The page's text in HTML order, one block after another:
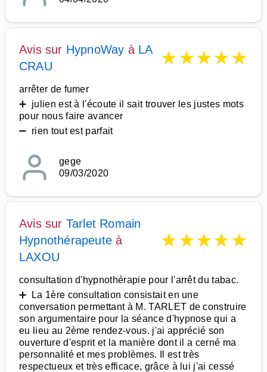
Avis sur HypnoWay à LA
CRAU
★★★★★
arrêter de fumer
➕ julien est à l'écoute il sait trouver les justes mots
pour nous faire avancer
➖ rien tout est parfait
gege
09/03/2020
Avis sur Tarlet Romain
Hypnothérapeute à
LAXOU
★★★★★
consultation d'hypnothérapie pour l'arrêt du tabac.
➕ La 1ère consultation consistait en une
conversation permettant à M. TARLET de construire
son argumentaire pour la séance d'hypnose qui a
eu lieu au 2ème rendez-vous. j'ai apprécié son
ouverture d'esprit et la manière dont il a cerné ma
personnalité et mes problèmes. Il est très
respectueux et très efficace, grâce à lui j'ai cessé